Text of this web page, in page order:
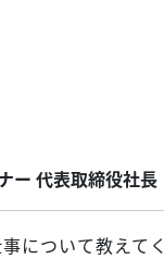
ー 代表取締役社長
について教えてく